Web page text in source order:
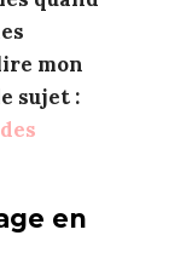
mon
sujet :
en